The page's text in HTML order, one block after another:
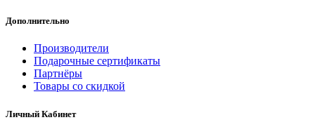
Дополнительно
Производители
Подарочные сертификаты
Партнёры
Товары со скидкой
Личный Кабинет